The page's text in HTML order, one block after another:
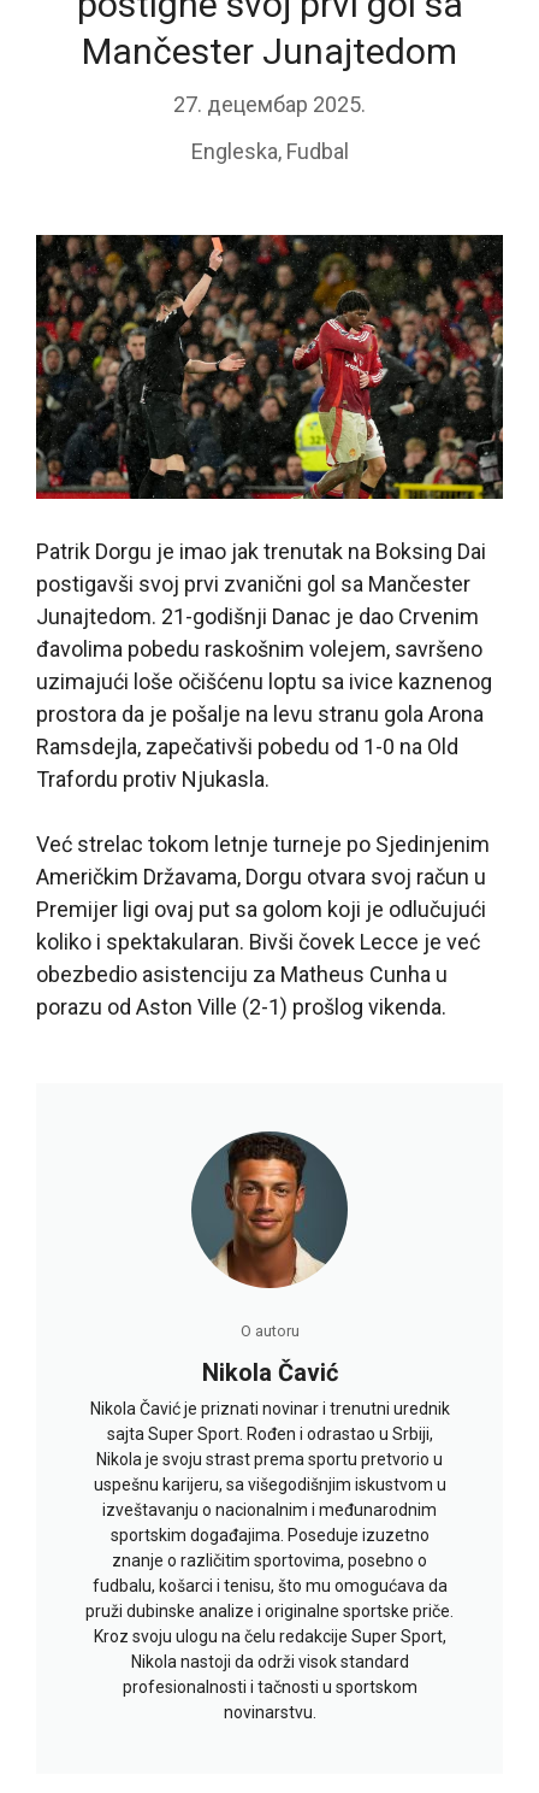
Mančester Junajtedom
27. децембар 2025.
Engleska, Fudbal
Patrik Dorgu je imao jak trenutak na Boksing Dai
postigavši svoj prvi zvanični gol sa Mančester
Junajtedom. 21-godišnji Danac je dao Crvenim
đavolima pobedu raskošnim volejem, savršeno
uzimajući loše očišćenu loptu sa ivice kaznenog
prostora da je pošalje na levu stranu gola Arona
Ramsdejla, zapečativši pobedu od 1-0 na Old
Trafordu protiv Njukasla.
Već strelac tokom letnje turneje po Sjedinjenim
Američkim Državama, Dorgu otvara svoj račun u
Premijer ligi ovaj put sa golom koji je odlučujući
koliko i spektakularan. Bivši čovek Lecce je već
obezbedio asistenciju za Matheus Cunha u
porazu od Aston Ville (2-1) prošlog vikenda.
O autoru
Nikola Čavić
Nikola Čavić je priznati novinar i trenutni urednik
sajta Super Sport. Rođen i odrastao u Srbiji,
Nikola je svoju strast prema sportu pretvorio u
uspešnu karijeru, sa višegodišnjim iskustvom u
izveštavanju o nacionalnim i međunarodnim
sportskim događajima. Poseduje izuzetno
znanje o različitim sportovima, posebno o
fudbalu, košarci i tenisu, što mu omogućava da
pruži dubinske analize i originalne sportske priče.
Kroz svoju ulogu na čelu redakcije Super Sport,
Nikola nastoji da održi visok standard
profesionalnosti i tačnosti u sportskom
novinarstvu.